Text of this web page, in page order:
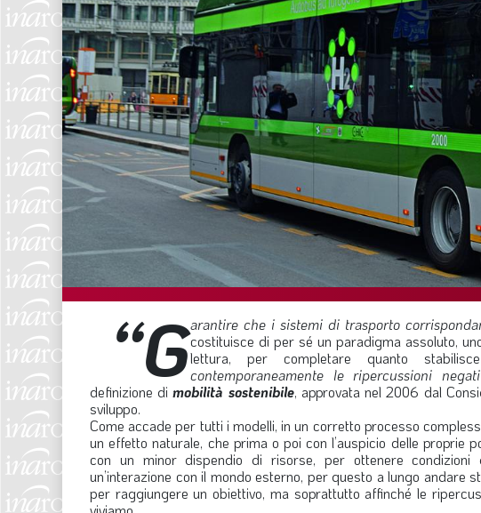
“Garantire che i sistemi di trasporto
costituisce di per sé un paradigma assoluto,
lettura, per completare quanto
contemporaneamente le ripercussioni
definizione di mobilità sostenibile, approvata nel 2006 dal
sviluppo.
Come accade per tutti i modelli, in un corretto processo
un effetto naturale, che prima o poi con l’auspicio delle proprie
con un minor dispendio di risorse, per ottenere condizioni
un’interazione con il mondo esterno, per questo a lungo andare
per raggiungere un obiettivo, ma soprattutto affinché le